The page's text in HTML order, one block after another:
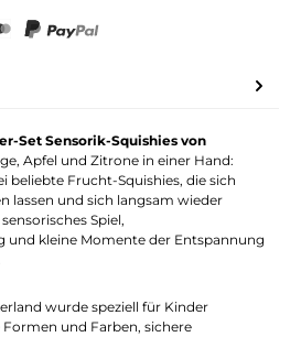
Set Sensorik-Squishies von
Apfel und Zitrone in einer Hand:
beliebte Frucht-Squishies, die sich
lassen und sich langsam wieder
Spiel,
und kleine Momente der Entspannung
wurde speziell für Kinder
und Farben, sichere